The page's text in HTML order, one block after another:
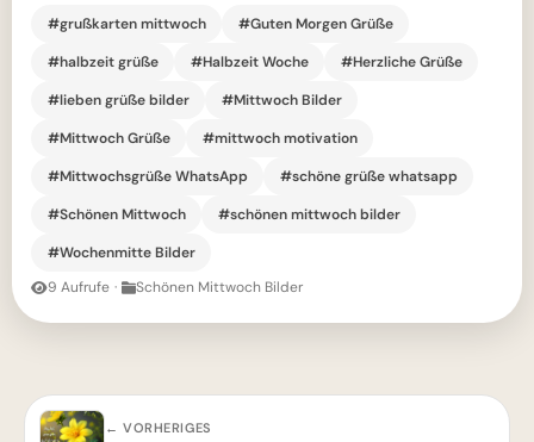
#grußkarten mittwoch
#Guten Morgen Grüße
#halbzeit grüße
#Halbzeit Woche
#Herzliche Grüße
#lieben grüße bilder
#Mittwoch Bilder
#Mittwoch Grüße
#mittwoch motivation
#Mittwochsgrüße WhatsApp
#schöne grüße whatsapp
#Schönen Mittwoch
#schönen mittwoch bilder
#Wochenmitte Bilder
9 Aufrufe · Schönen Mittwoch Bilder
← VORHERIGES